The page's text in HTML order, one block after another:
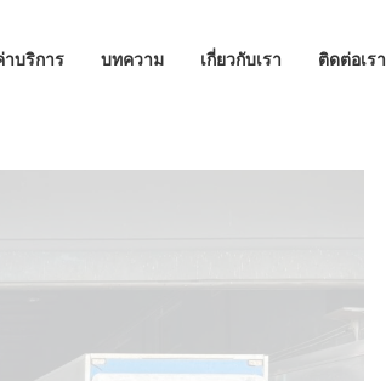
าบริการ บทความ เกี่ยวกับเรา ติดต่อเรา